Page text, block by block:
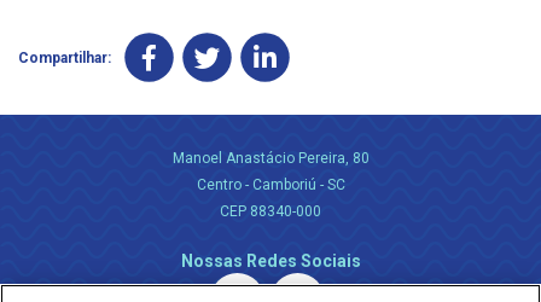
Compartilhar:
Manoel Anastácio Pereira, 80
Centro - Camboriú - SC
CEP 88340-000
Nossas Redes Sociais